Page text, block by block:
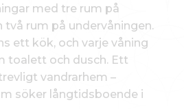
med tre rum på
två rum på undervåningen.
ett kök, och varje våning
toalett och dusch. Ett
vandrarhem –
söker långtidsboende i